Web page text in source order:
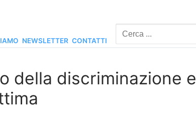
NEWSLETTER CONTATTI
Cerca:
della discriminazione e